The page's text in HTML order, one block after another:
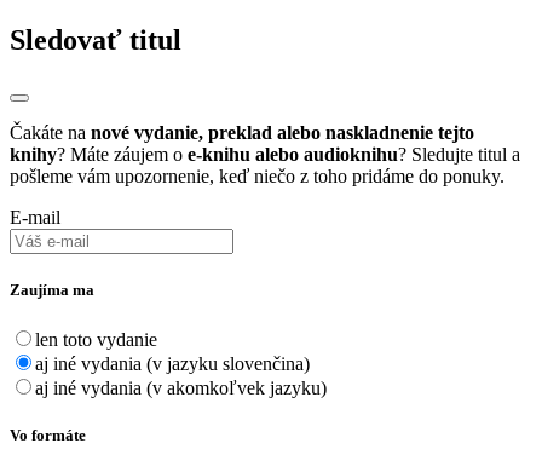
Sledovať titul
Čakáte na nové vydanie, preklad alebo naskladnenie tejto
knihy? Máte záujem o e-knihu alebo audioknihu? Sledujte titul a
pošleme vám upozornenie, keď niečo z toho pridáme do ponuky.
E-mail
Zaujíma ma
len toto vydanie
aj iné vydania (v jazyku slovenčina)
aj iné vydania (v akomkoľvek jazyku)
Vo formáte